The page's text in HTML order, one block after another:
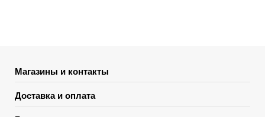
Магазины и контакты
Доставка и оплата